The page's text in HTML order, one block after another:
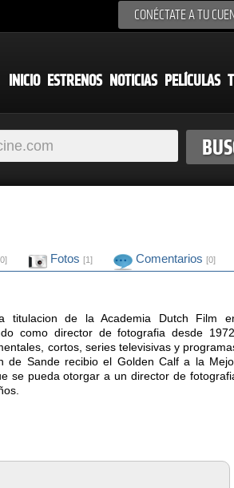
CONÉCTATE A TU
INICIO ESTRENOS NOTICIAS PELÍCULAS
Fotos [1] Comentarios [0]
titulacion de la Academia Dutch Film
como director de fotografia desde 1972.
cortos, series televisivas y
de Sande recibio el Golden Calf a la
se pueda otorgar a un director de